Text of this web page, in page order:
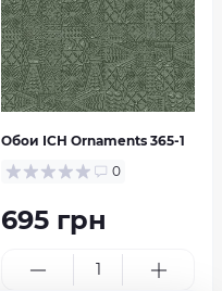
Обои ІСН Ornaments 365-1
0
695 грн